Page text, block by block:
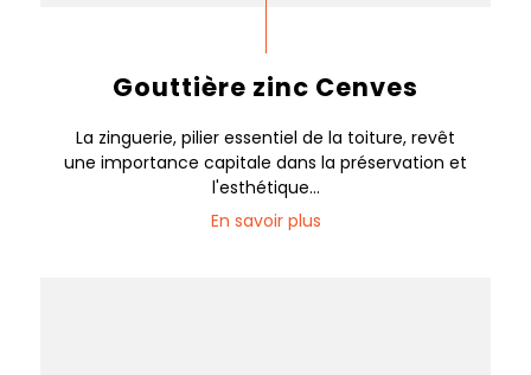
Gouttière zinc Cenves
La zinguerie, pilier essentiel de la toiture, revêt
une importance capitale dans la préservation et
l'esthétique...
En savoir plus